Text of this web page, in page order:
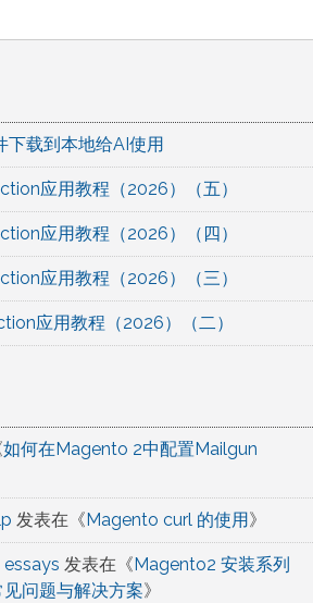
下载到本地给AI使用
应用教程（2026）（五）
应用教程（2026）（四）
应用教程（2026）（三）
应用教程（2026）（二）
如何在Magento 2中配置Mailgun
发表在《Magento curl 的使用》
发表在《Magento2 安装系列
问题与解决方案》